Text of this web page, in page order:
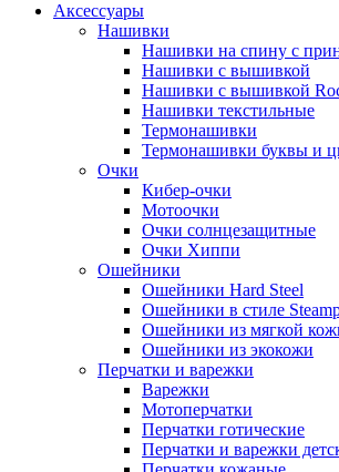
Аксессуары
Нашивки
Нашивки на спину с
Нашивки с вышивкой
Нашивки с вышивкой
Нашивки текстильные
Термонашивки
Термонашивки буквы и
Очки
Кибер-очки
Мотоочки
Очки солнцезащитные
Очки Хиппи
Ошейники
Ошейники Hard Steel
Ошейники в стиле
Ошейники из мягкой
Ошейники из экокожи
Перчатки и варежки
Варежки
Мотоперчатки
Перчатки готические
Перчатки и варежки